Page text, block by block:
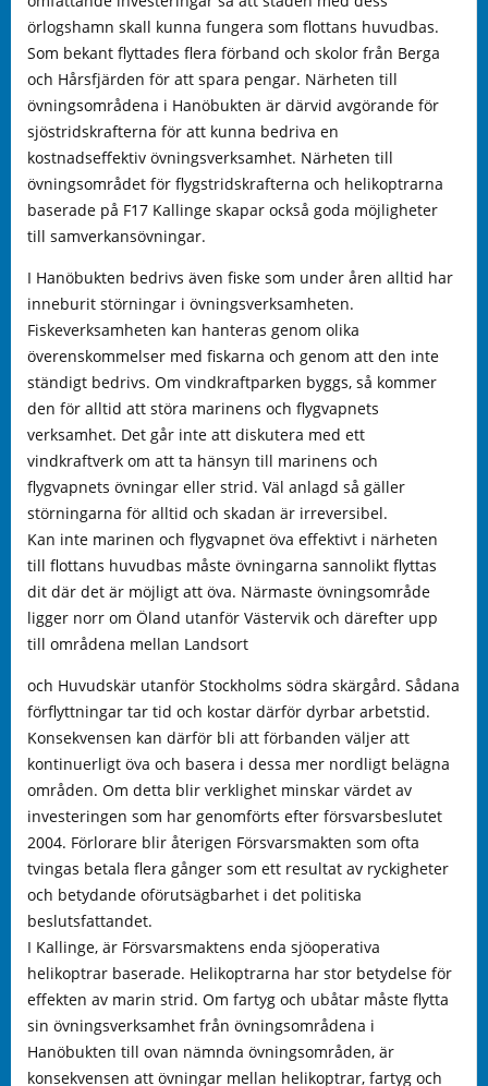
örlogshamn skall kunna fungera som flottans huvudbas.
Som bekant flyttades flera förband och skolor från Berga
och Hårsfjärden för att spara pengar. Närheten till
övningsområdena i Hanöbukten är därvid avgörande för
sjöstridskrafterna för att kunna bedriva en
kostnadseffektiv övningsverksamhet. Närheten till
övningsområdet för flygstridskrafterna och helikoptrarna
baserade på F17 Kallinge skapar också goda möjligheter
till samverkansövningar.
I Hanöbukten bedrivs även fiske som under åren alltid har
inneburit störningar i övningsverksamheten.
Fiskeverksamheten kan hanteras genom olika
överenskommelser med fiskarna och genom att den inte
ständigt bedrivs. Om vindkraftparken byggs, så kommer
den för alltid att störa marinens och flygvapnets
verksamhet. Det går inte att diskutera med ett
vindkraftverk om att ta hänsyn till marinens och
flygvapnets övningar eller strid. Väl anlagd så gäller
störningarna för alltid och skadan är irreversibel.
Kan inte marinen och flygvapnet öva effektivt i närheten
till flottans huvudbas måste övningarna sannolikt flyttas
dit där det är möjligt att öva. Närmaste övningsområde
ligger norr om Öland utanför Västervik och därefter upp
till områdena mellan Landsort
och Huvudskär utanför Stockholms södra skärgård. Sådana
förflyttningar tar tid och kostar därför dyrbar arbetstid.
Konsekvensen kan därför bli att förbanden väljer att
kontinuerligt öva och basera i dessa mer nordligt belägna
områden. Om detta blir verklighet minskar värdet av
investeringen som har genomförts efter försvarsbeslutet
2004. Förlorare blir återigen Försvarsmakten som ofta
tvingas betala flera gånger som ett resultat av ryckigheter
och betydande oförutsägbarhet i det politiska
beslutsfattandet.
I Kallinge, är Försvarsmaktens enda sjöoperativa
helikoptrar baserade. Helikoptrarna har stor betydelse för
effekten av marin strid. Om fartyg och ubåtar måste flytta
sin övningsverksamhet från övningsområdena i
Hanöbukten till ovan nämnda övningsområden, är
konsekvensen att övningar mellan helikoptrar, fartyg och